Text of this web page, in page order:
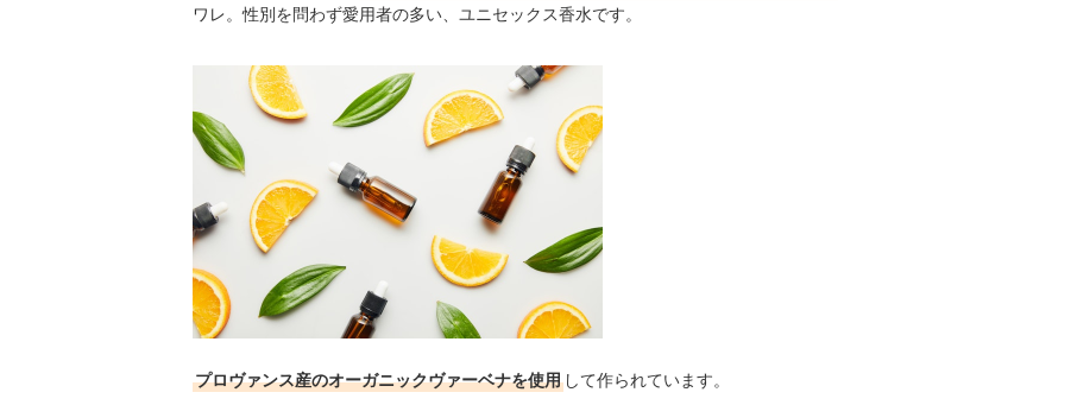
ワレ。性別を問わず愛用者の多い、ユニセックス香水です。
プロヴァンス産のオーガニックヴァーベナを使用 して作られています。